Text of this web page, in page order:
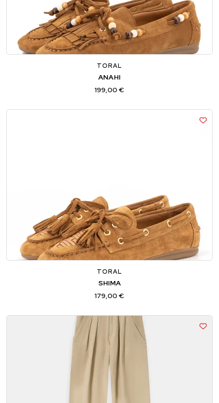
TORAL
ANAHI
199,00 €
36 37 38 39 40 41
TORAL
SHIMA
179,00 €
36 37 38 39 40 41